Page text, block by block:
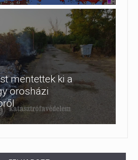
mentettek ki a
orosházi